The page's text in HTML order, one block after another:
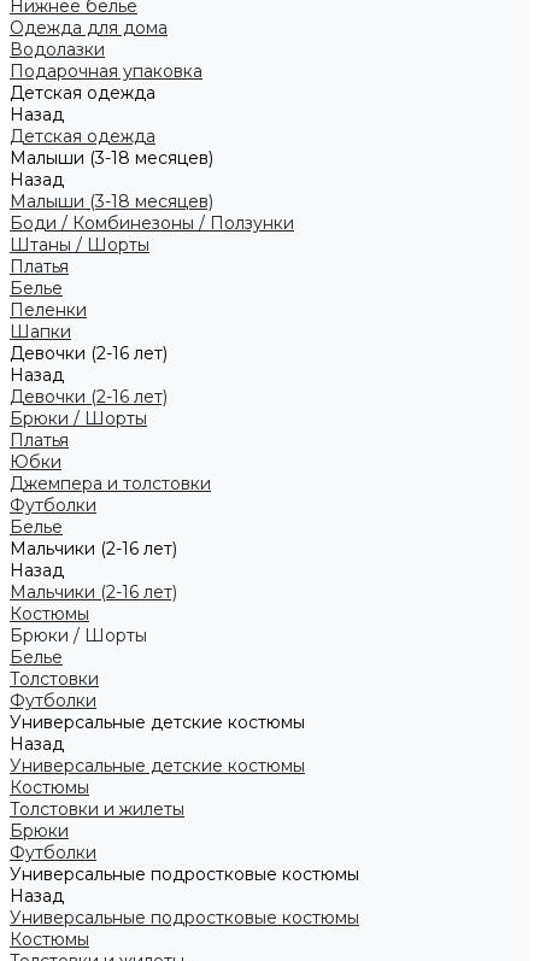
Нижнее белье
Одежда для дома
Водолазки
Подарочная упаковка
Детская одежда
Назад
Детская одежда
Малыши (3-18 месяцев)
Назад
Малыши (3-18 месяцев)
Боди / Комбинезоны / Ползунки
Штаны / Шорты
Платья
Белье
Пеленки
Шапки
Девочки (2-16 лет)
Назад
Девочки (2-16 лет)
Брюки / Шорты
Платья
Юбки
Джемпера и толстовки
Футболки
Белье
Мальчики (2-16 лет)
Назад
Мальчики (2-16 лет)
Костюмы
Брюки / Шорты
Белье
Толстовки
Футболки
Универсальные детские костюмы
Назад
Универсальные детские костюмы
Костюмы
Толстовки и жилеты
Брюки
Футболки
Универсальные подростковые костюмы
Назад
Универсальные подростковые костюмы
Костюмы